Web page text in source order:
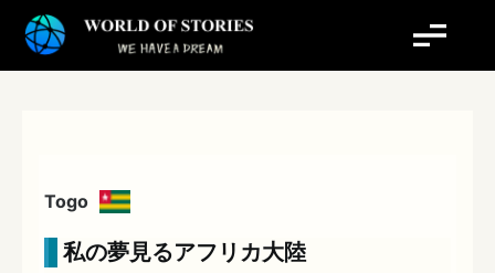
Togo
私の夢見るアフリカ大陸